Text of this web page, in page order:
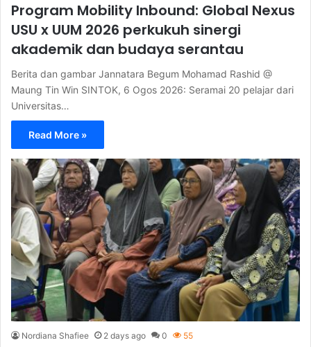
Program Mobility Inbound: Global Nexus
USU x UUM 2026 perkukuh sinergi
akademik dan budaya serantau
Berita dan gambar Jannatara Begum Mohamad Rashid @
Maung Tin Win SINTOK, 6 Ogos 2026: Seramai 20 pelajar dari
Universitas…
Read More »
Nordiana Shafiee 2 days ago 0 55